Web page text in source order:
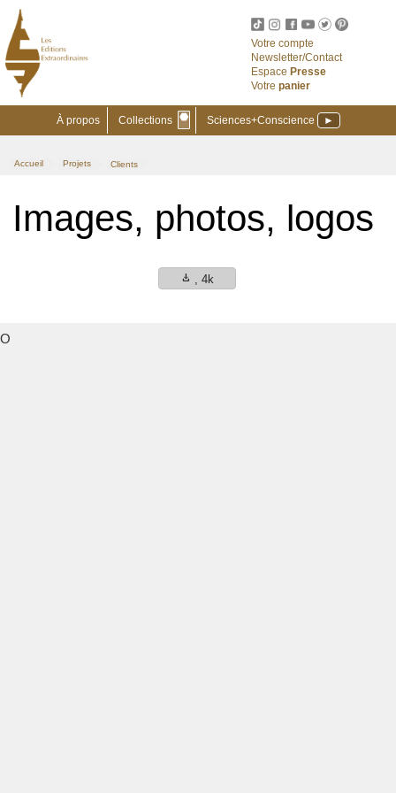
Votre compte
Newsletter/Contact
Espace Presse
Votre panier
À propos Collections ⬣ Sciences+Conscience ►
Accueil Projets Clients
Images, photos, logos
download , 4k
O